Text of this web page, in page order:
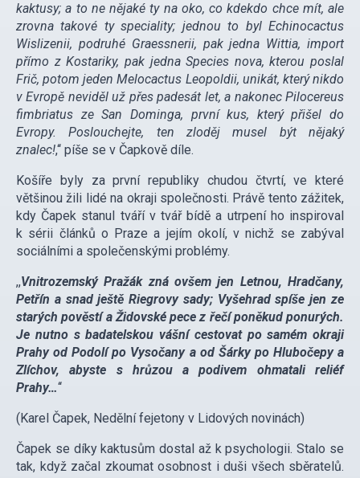
kaktusy; a to ne nějaké ty na oko, co kdekdo chce mít, ale
zrovna takové ty speciality; jednou to byl Echinocactus
Wislizenii, podruhé Graessnerii, pak jedna Wittia, import
přímo z Kostariky, pak jedna Species nova, kterou poslal
Frič, potom jeden Melocactus Leopoldii, unikát, který nikdo
v Evropě neviděl už přes padesát let, a nakonec Pilocereus
fimbriatus ze San Dominga, první kus, který přišel do
Evropy. Poslouchejte, ten zloděj musel být nějaký
znalec!,‘‘ píše se v Čapkově díle.
Košíře byly za první republiky chudou čtvrtí, ve které
většinou žili lidé na okraji společnosti. Právě tento zážitek,
kdy Čapek stanul tváří v tvář bídě a utrpení ho inspiroval
k sérii článků o Praze a jejím okolí, v nichž se zabýval
sociálními a společenskými problémy.
,,Vnitrozemský Pražák zná ovšem jen Letnou, Hradčany,
Petřín a snad ještě Riegrovy sady; Vyšehrad spíše jen ze
starých pověstí a Židovské pece z řečí poněkud ponurých.
Je nutno s badatelskou vášní cestovat po samém okraji
Prahy od Podolí po Vysočany a od Šárky po Hlubočepy a
Zlíchov, abyste s hrůzou a podivem ohmatali reliéf
Prahy…‘‘
(Karel Čapek, Nedělní fejetony v Lidových novinách)
Čapek se díky kaktusům dostal až k psychologii. Stalo se
tak, když začal zkoumat osobnost i duši všech sběratelů.